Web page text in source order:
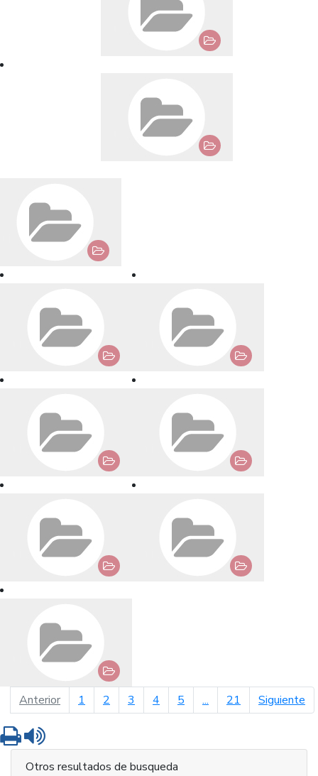
Anteriorpágina anterior
1 2 3 4 5 ... 21 Siguiente
Imprimir
Otros resultados de busqueda